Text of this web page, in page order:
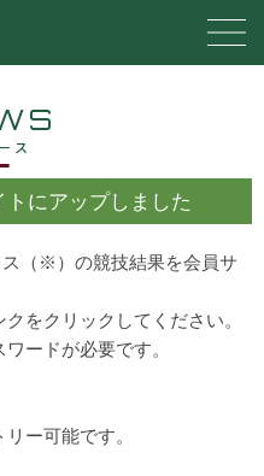
ス
にアップしました
（※）の競技結果を会員サ
をクリックしてください。
ードが必要です。
ー可能です。